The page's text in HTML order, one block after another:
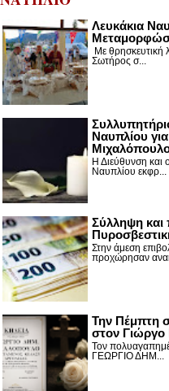
Λευκάκια
Με θρησκευτική
Σωτήρος σ...
Ναυπλίου
Η Διεύθυνση και
Ναυπλίου εκφρ...
Σύλληψη και
Στην άμεση
προχώρησαν
Την Πέμπτη
στον
Τον
ΓΕΩΡΓΙΟ ΔΗΜ...